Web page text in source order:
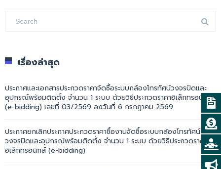
เรื่องล่าสุด
ประกาศและเอกสารประกวดราคาจัดซื้อระบบกล้องโทรทัศน์วงจรปิดและ
อุปกรณ์พร้อมติดตั้ง จำนวน 1 ระบบ ด้วยวิธีประกวดราคาอิเล็กทรอนิกส์
(e-bidding) เลขที่ 03/2569 ลงวันที่ 6 กรกฎาคม 2569
ประกาศยกเลิกประกาศประกวดราคาซื้องานจัดซื้อระบบกล้องโทรทัศน์
วงจรปิดและอุปกรณ์พร้อมติดตั้ง จำนวน 1 ระบบ ด้วยวิธีประกวดราคา
อิเล็กทรอนิกส์ (e-bidding)